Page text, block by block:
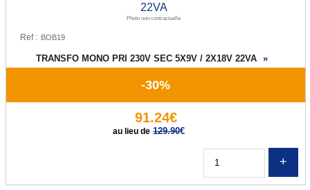
Option Variateur
Condensateur permanent et de démarrage
Photo non contractuelle
Ref :
TRANSFO MONO PRI 230V SEC 5X9V / 2X18V 22VA »
-30%
91.24€
au lieu de 129.90€